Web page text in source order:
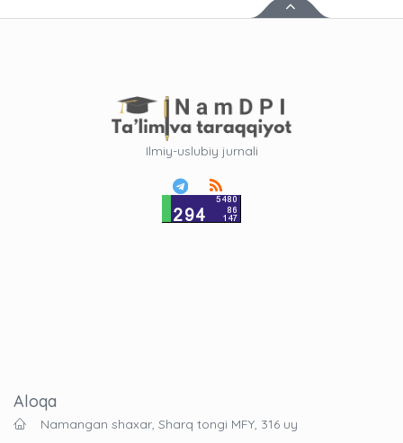
Ilmiy-uslubiy jurnali
Aloqa
Namangan shaxar, Sharq tongi MFY, 316 uy